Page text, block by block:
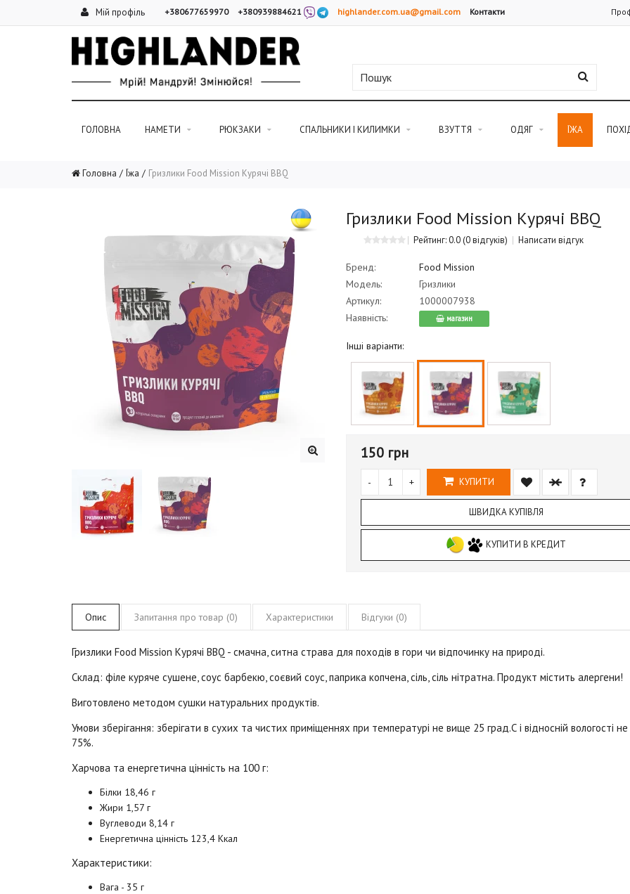
Мій профіль +380677659970 +380939884621 highlander.com.ua@gmail.com Контакти
ГОЛОВНА НАМЕТИ РЮКЗАКИ СПАЛЬНИКИ І КИЛИМКИ ВЗУТТЯ ОДЯГ ЇЖА
Головна Їжа Гризлики Food Mission Курячі BBQ
Гризлики Food Mission Курячі BBQ
Рейтинг: 0.0(0 відгуків) Написати відгук
Бренд:
Food Mission
Модель:
Гризлики
Артикул:
1000007938
Наявність:
магазин
Інші варіанти:
150 грн
- + КУПИТИ
ШВИДКА КУПІВЛЯ
КУПИТИ В КРЕДИТ
Опис Запитання про товар (0) Характеристики Відгуки (0)
Гризлики Food Mission Курячі BBQ - смачна, ситна страва для походів в гори чи відпочинку на природі.
Склад: філе куряче сушене, соус барбекю, соєвий соус, паприка копчена, сіль, сіль нітратна. Продукт містить алергени!
Виготовлено методом сушки натуральних продуктів.
Умови зберігання: зберігати в сухих та чистих приміщеннях при температурі не вище 25 град.С і відносній вологості не
75%.
Харчова та енергетична цінність на 100 г:
Білки 18,46 г
Жири 1,57 г
Вуглеводи 8,14 г
Енергетична цінність 123,4 Ккал
Характеристики:
Вага - 35 г